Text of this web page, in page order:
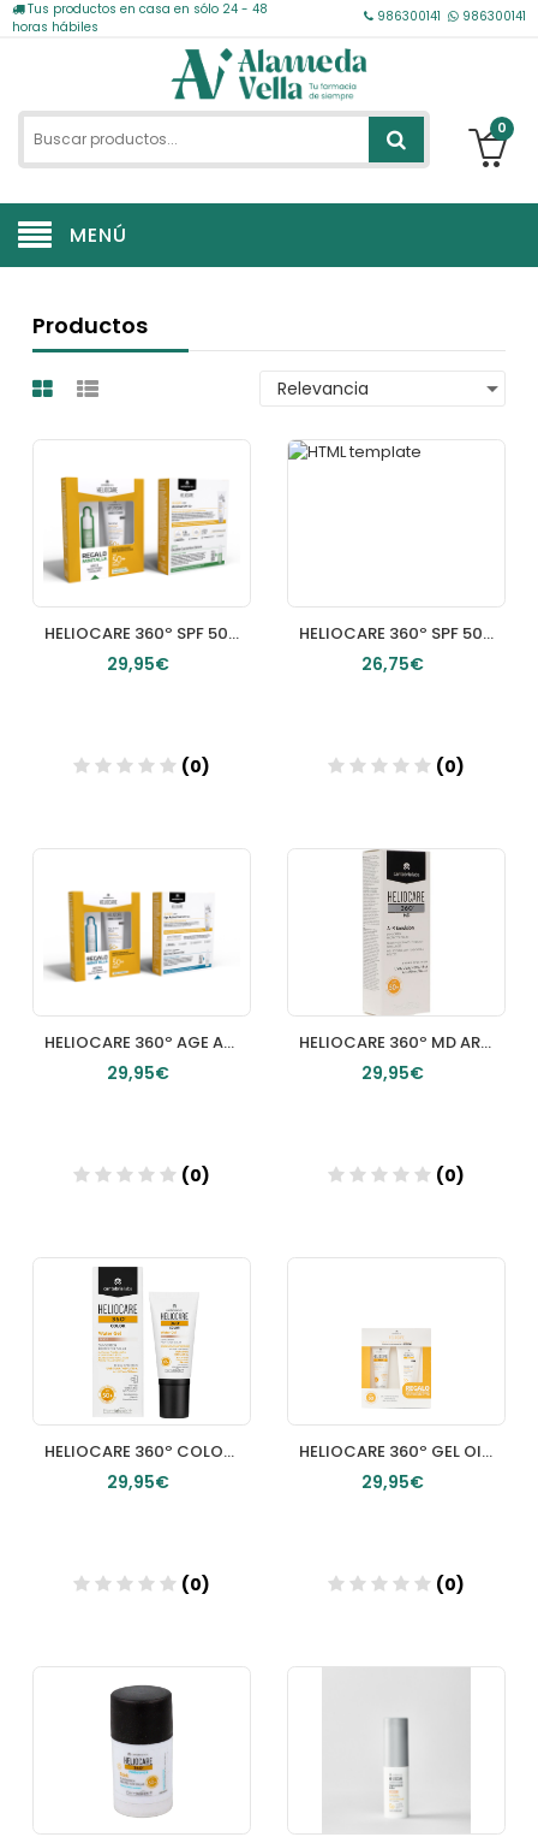
Tus productos en casa en sólo 24 - 48
horas hábiles
986300141 986300141
0
MENÚ
Productos
HELIOCARE 360º SPF 50+ ACNIMAT PROTECTOR SOLAR 1 ENVASE 50 ML
29,95€
(0)
HELIOCARE 360º SPF 50+ PEDIATRICS SPRAY PROTECTOR SOLAR TRANSPARENTE 1 ENVASE 200 ML
26,75€
(0)
Añadir
HELIOCARE 360º AGE ACTIVE FLUID PROTECTOR SOLAR PROTEGE REPARA Y CORRIGE 1 ENVASE 50 ML
29,95€
(0)
Añadir
HELIOCARE 360º MD AR EMULSION PROTECTOR SOLAR PIEL SENSIBLE CON TENDENCIA A ROJECES SPF 50+ 1
29,95€
(0)
HELIOCARE 360º COLOR WATER GEL PROTECTOR SOLAR SPF 50+ 1 ENVASE 50 ML COLOR BEIGE
29,95€
(0)
HELIOCARE 360º GEL OILFREE
29,95€
(0)